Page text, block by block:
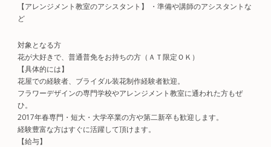
【アレンジメント教室のアシスタント】 ・準備や講師のアシスタントな
ど
対象となる方
花が大好きで、普通普免をお持ちの方（ＡＴ限定ＯＫ）
【具体的には】
花屋での経験者、ブライダル装花制作経験者歓迎。
フラワーデザインの専門学校やアレンジメント教室に通われた方もぜ
ひ。
2017年春専門・短大・大学卒業の方や第二新卒も歓迎します。
経験豊富な方はすぐに活躍して頂けます。
【給与】